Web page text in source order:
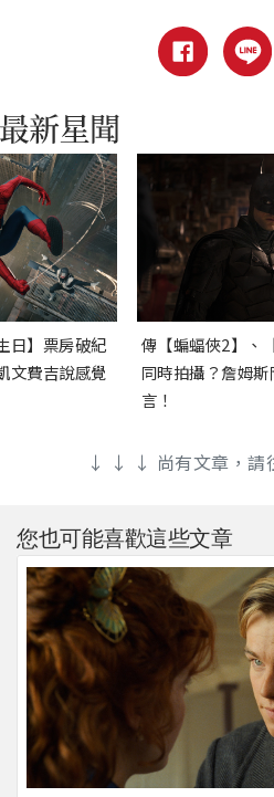
日】票房破紀
文費吉說感覺
傳【蝙蝠俠2】、
同時拍攝？詹姆
言！
↓ ↓ ↓ 尚有文章，
您也可能喜歡這些文章